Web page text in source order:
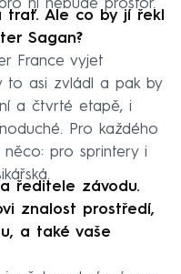
ni nebude prostor.
trať. Ale co by jí řekl
Sagan?
France vyjet
to asi zvládl a pak by
a čtvrté etapě, i
Pro každého
pro sprintery i
ředitele závodu.
znalost prostředí,
a také vaše